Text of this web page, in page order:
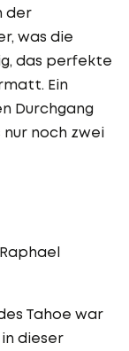
der
was die
das perfekte
Ein
Durchgang
noch zwei
Tahoe war
dieser